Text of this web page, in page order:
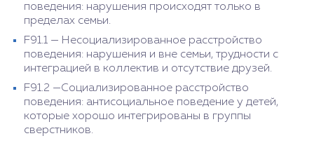
поведения: нарушения происходят только в
пределах семьи.
F91.1 — Несоциализированное расстройство
поведения: нарушения и вне семьи, трудности с
интеграцией в коллектив и отсутствие друзей.
F91.2 —Социализированное расстройство
поведения: антисоциальное поведение у детей,
которые хорошо интегрированы в группы
сверстников.